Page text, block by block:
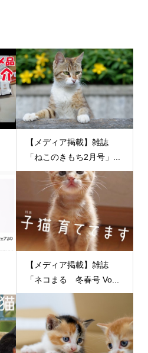
【メディア掲載】雑誌
「ねこのきもち2月号」...
【メディア掲載】雑誌
「ネコまる 冬春号 Vo...